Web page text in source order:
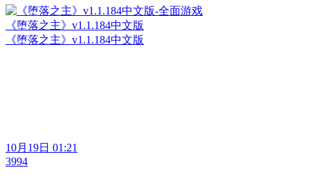
《堕落之主》v1.1.184中文版
《堕落之主》v1.1.184中文版
10月19日 01:21
3994